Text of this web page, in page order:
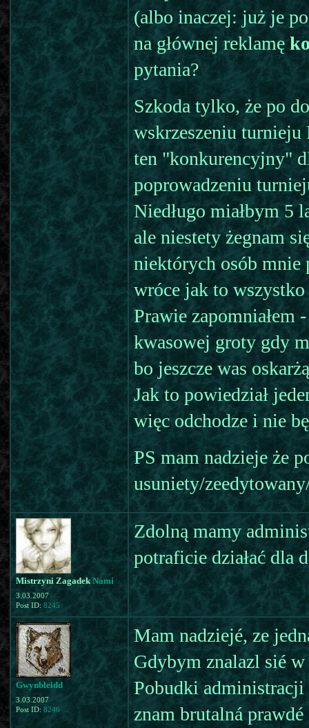
(albo inaczej: już je
na głównej reklamę
pytania?
Szkoda tylko, że po
wskrzeszeniu turnieju
ten "konkurencyjny"
poprowadzeniu
Niedługo miałbym 5
ale niestety żegnam
niektórych osób mnie
wróce jak to
Prawie zapomniałem
kwasowej groty gdy
bo jeszcze was
Jak to powiedział
więc odchodze i nie
PS mam nadzieje że
usuniety/
Mistrzyni ZagadekNami
3.03.2007
Post ID: 8245
Zdolną mamy
potraficie działać dla
Gwynbleidd
3.03.2007
Post ID: 8246
Mam nadziejé, ze
Gdybym znalazl sié
Pobudki administracji
znam brutalná